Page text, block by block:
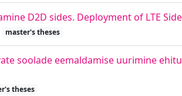
D2D sides. Deployment of LTE
master's theses
soolade eemaldamise uurimine
theses